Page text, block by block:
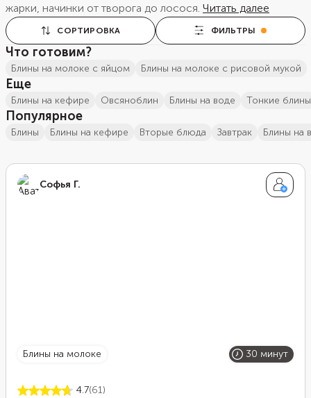
жарки, начинки от творога до лосося. Читать далее
СОРТИРОВКА ФИЛЬТРЫ
Что готовим?
блины на молоке с яйцом блины на молоке с рисовой мукой
Еще
блины на кефире овсяноблин блины на воде тонкие блины
Популярное
блины блины на кефире вторые блюда завтрак блины на
Софья Г.
блины на молоке 30 минут
4.7(61)